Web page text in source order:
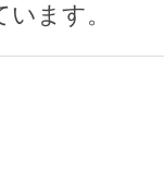
います。